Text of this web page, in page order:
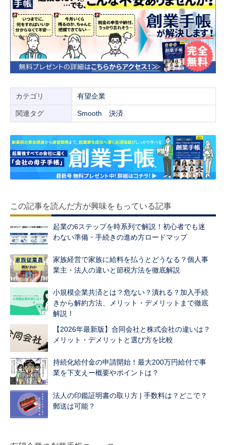
カテゴリ 有望企業
関連タグ Smooth 決済
この記事を読んだ方が興味をもっている記事
起業の6ステップを時系列で解説！初心者でも迷
わない準備・手続きの進め方ロードマップ
家族経営で家族に給料を払うとどうなる？個人事
業主・法人の違いと節税方法を徹底解説
小規模企業共済とは？危ない？潰れる？加入手続
きから解約方法、メリット・デメリットまで徹底
解説！
【2026年最新版】合同会社と株式会社の違いは？
メリット・デメリットと選び方を比較
持続化給付金の申請開始！最大200万円給付で事
業を下支えー概要やポイントは？
法人の印鑑証明書の取り方 | 手数料は？どこで？
郵送は可能？